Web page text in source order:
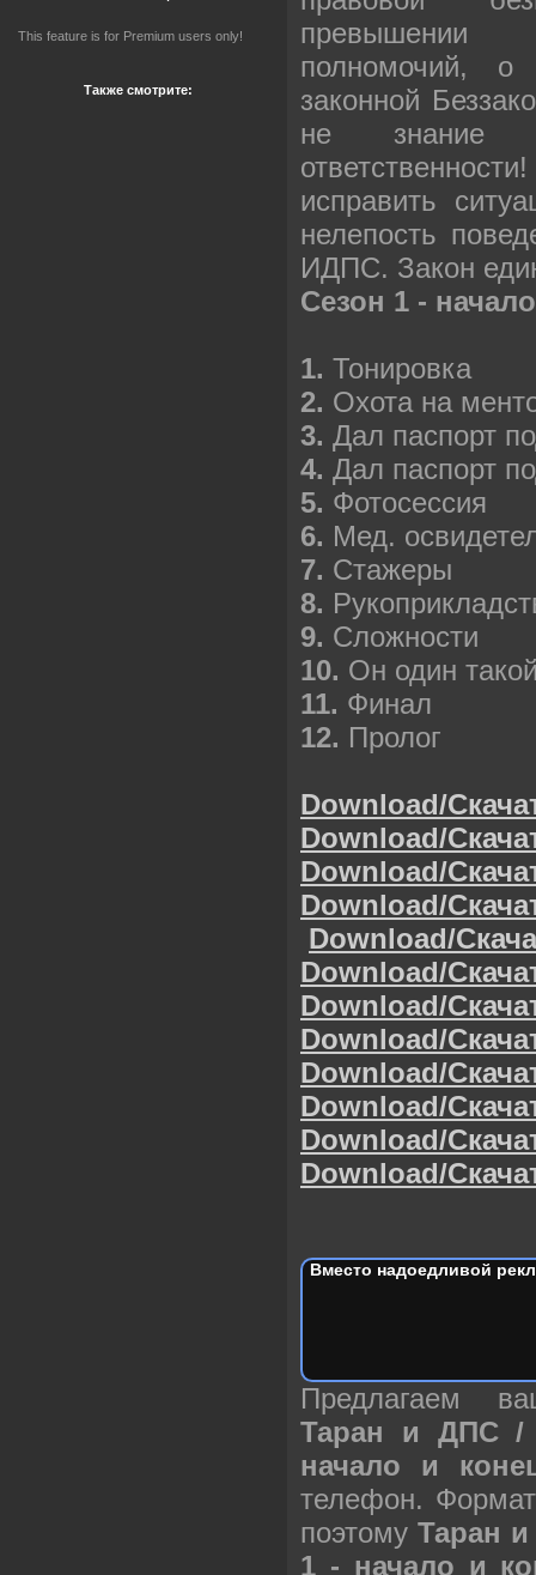
This feature is for Premium users only!
Также смотрите:
превышении
полномочий,
законной
не знание
исправить
нелепость
ИДПС. Закон
Сезон 1 -
1. Тонировка
2. Охота на
3. Дал паспорт
4. Дал паспорт
5. Фотосессия
6. Мед.
7. Стажеры
8.
9. Сложности
10. Он один
11. Финал
12. Пролог
Download/
Download/
Download/
Download/
Download/
Download/
Download/
Download/
Download/
Download/
Download/
Download/
Вместо надоедливой
Предлагаем
Таран и ДПС /
начало и
телефон.
поэтому Таран
1 - начало и